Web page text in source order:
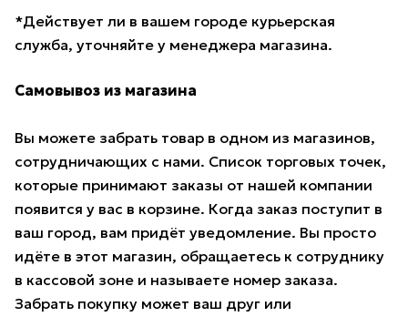
*Действует ли в вашем городе курьерская
служба, уточняйте у менеджера магазина.
Самовывоз из магазина
Вы можете забрать товар в одном из магазинов,
сотрудничающих с нами. Список торговых точек,
которые принимают заказы от нашей компании
появится у вас в корзине. Когда заказ поступит в
ваш город, вам придёт уведомление. Вы просто
идёте в этот магазин, обращаетесь к сотруднику
в кассовой зоне и называете номер заказа.
Забрать покупку может ваш друг или